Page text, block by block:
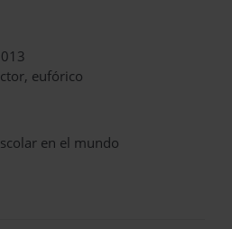
eufórico
en el mundo